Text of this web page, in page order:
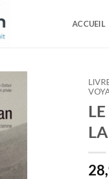
ACCUEIL